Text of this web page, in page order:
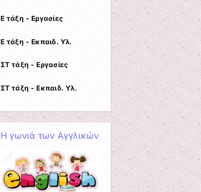
Ε τάξη - Εργασίες
Ε τάξη - Εκπαιδ. Υλ.
ΣΤ τάξη - Εργασίες
ΣΤ τάξη - Εκπαιδ. Υλ.
Η γωνιά των Αγγλικών